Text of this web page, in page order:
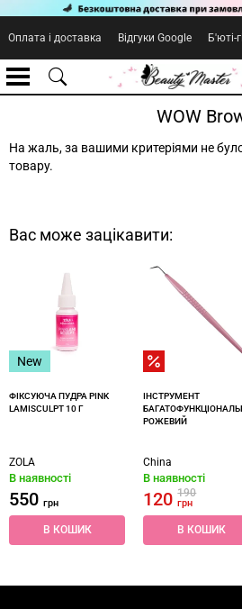
Оплата і доставка Відгуки Google Б'юті-
WOW
На жаль, за вашими критеріями не
товару.
Вас може зацікавити:
New
ФІКСУЮЧА ПУДРА PINK
LAMISCULPT 10 Г
ZOLA
В наявності
550 грн
В КОШИК
ІНСТРУМЕНТ
РОЖЕВИЙ
China
В наявності
120190
грн
В КОШИК